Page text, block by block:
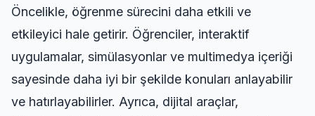
Öncelikle, öğrenme sürecini daha etkili ve
etkileyici hale getirir. Öğrenciler, interaktif
uygulamalar, simülasyonlar ve multimedya içeriği
sayesinde daha iyi bir şekilde konuları anlayabilir
ve hatırlayabilirler. Ayrıca, dijital araçlar,